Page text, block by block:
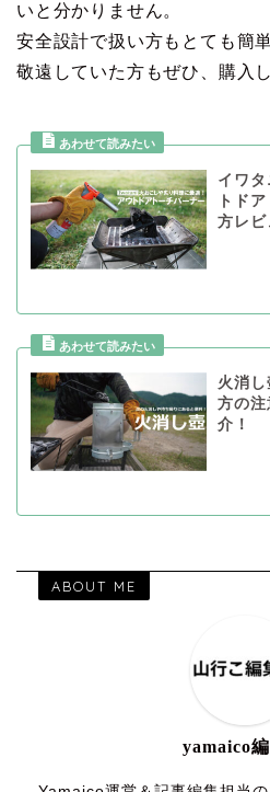
いと分かりません。
安全設計で扱い方もとても簡
敬遠していた方もぜひ、購入
イワ
トド
方レビ
火消
方の
介！
ABOUT ME
yamaico